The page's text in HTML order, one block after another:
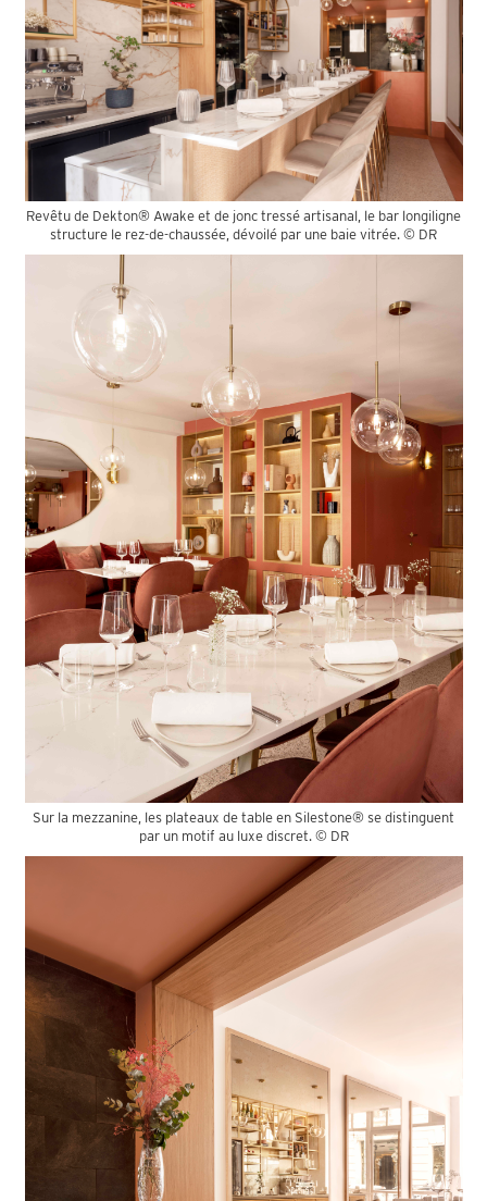
Revêtu de Dekton® Awake et de jonc tressé artisanal, le bar longiligne
structure le rez-de-chaussée, dévoilé par une baie vitrée. © DR
Sur la mezzanine, les plateaux de table en Silestone® se distinguent
par un motif au luxe discret. © DR